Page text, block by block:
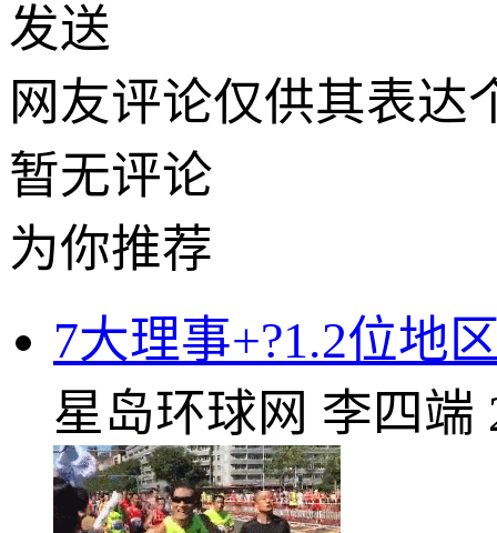
发送
网友评论仅供其表达
暂无评论
为你推荐
7大理事+?1.2位地
星岛环球网 李四端